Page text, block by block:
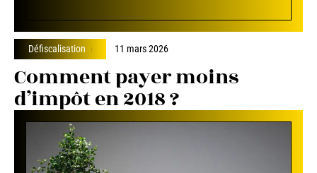
Défiscalisation 11 mars 2026
Comment payer moins
d’impôt en 2018 ?